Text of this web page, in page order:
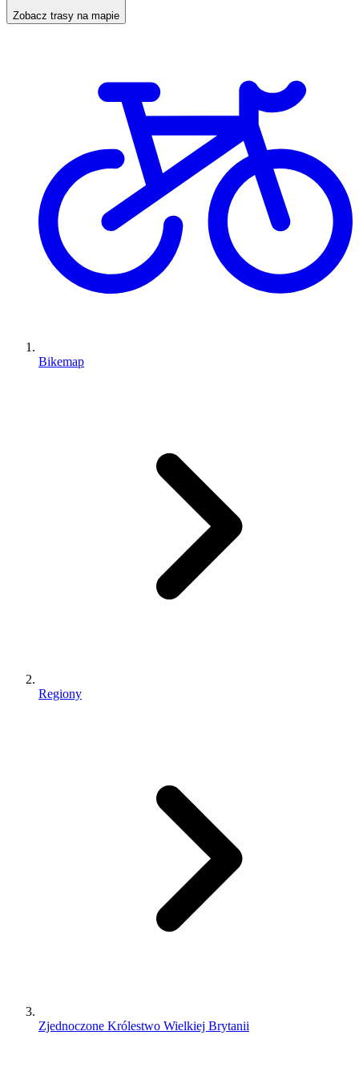
Zobacz trasy na mapie
Bikemap
Regiony
Zjednoczone Królestwo Wielkiej Brytanii